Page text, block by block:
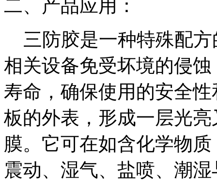
二、产品应用：
三防胶是一种特殊配方
相关设备免受坏境的侵
寿命，确保使用的安全
板的外表，形成一层光亮
膜。它可在如含化学物
震动、湿气、盐喷、潮